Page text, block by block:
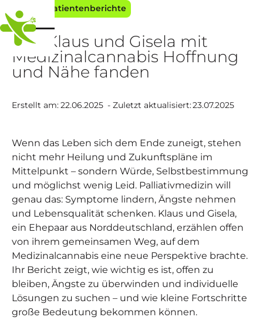
Blog Patientenberichte
Wie Klaus und Gisela mit
Medizinalcannabis Hoffnung
und Nähe fanden
Erstellt am:22.06.2025 - Zuletzt aktualisiert:23.07.2025
Wenn das Leben sich dem Ende zuneigt, stehen
nicht mehr Heilung und Zukunftspläne im
Mittelpunkt – sondern Würde, Selbstbestimmung
und möglichst wenig Leid. Palliativmedizin will
genau das: Symptome lindern, Ängste nehmen
und Lebensqualität schenken. Klaus und Gisela,
ein Ehepaar aus Norddeutschland, erzählen offen
von ihrem gemeinsamen Weg, auf dem
Medizinalcannabis eine neue Perspektive brachte.
Ihr Bericht zeigt, wie wichtig es ist, offen zu
bleiben, Ängste zu überwinden und individuelle
Lösungen zu suchen – und wie kleine Fortschritte
große Bedeutung bekommen können.